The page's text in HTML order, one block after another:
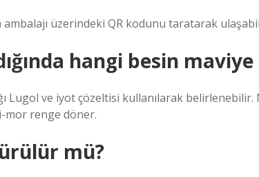
üzerindeki QR kodunu taratarak
hangi besin
Lugol ve iyot çözeltisi kullanılarak belirlenebilir.
mor renge döner.
mü?